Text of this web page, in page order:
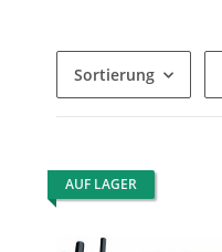
Sortierung
AUF LAGER